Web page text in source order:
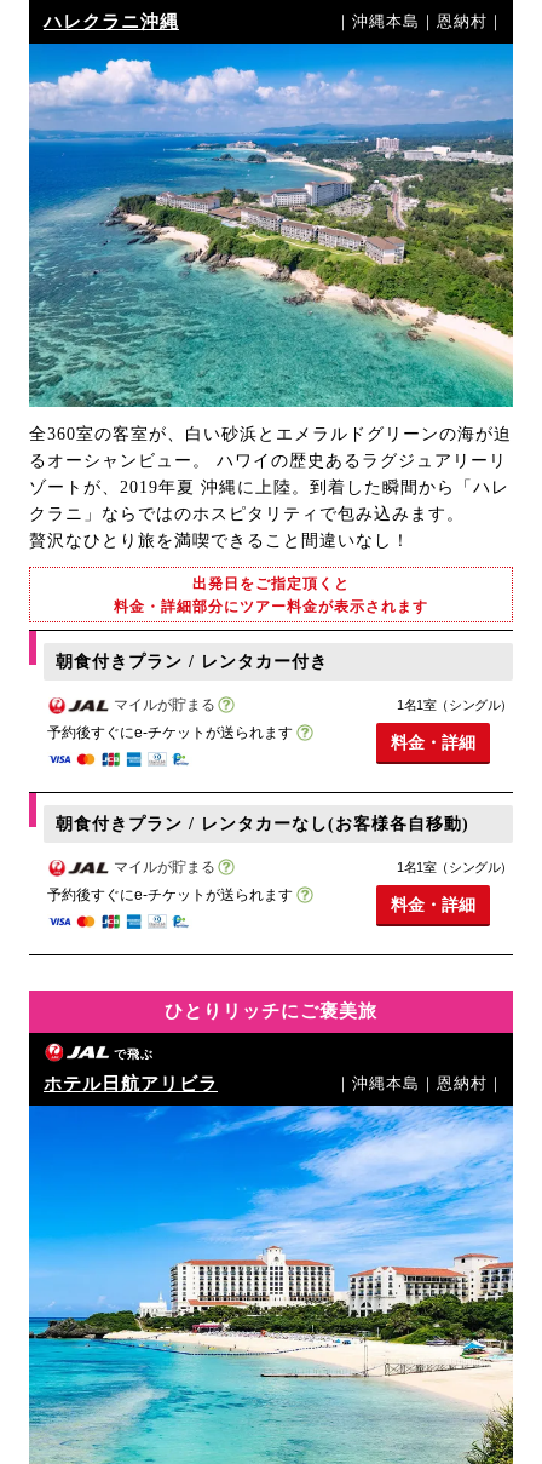
ハレクラニ沖縄 ｜沖縄本島｜恩納村｜
全360室の客室が、白い砂浜とエメラルドグリーンの海が迫
るオーシャンビュー。 ハワイの歴史あるラグジュアリーリ
ゾートが、2019年夏 沖縄に上陸。到着した瞬間から「ハレ
クラニ」ならではのホスピタリティで包み込みます。
贅沢なひとり旅を満喫できること間違いなし！
出発日をご指定頂くと
料金・詳細部分にツアー料金が表示されます
朝食付きプラン / レンタカー付き
マイルが貯まる
予約後すぐにe-チケットが送られます
1名1室（シングル）
料金・詳細
朝食付きプラン / レンタカーなし(お客様各自移動)
マイルが貯まる
予約後すぐにe-チケットが送られます
1名1室（シングル）
料金・詳細
ひとりリッチにご褒美旅
で飛ぶ
ホテル日航アリビラ ｜沖縄本島｜恩納村｜